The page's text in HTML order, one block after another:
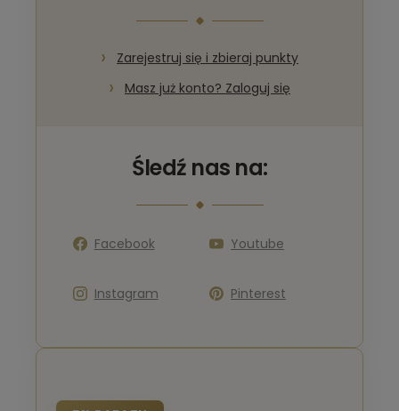
Zarejestruj się i zbieraj punkty
Masz już konto? Zaloguj się
Śledź nas na:
Facebook Youtube
Instagram Pinterest